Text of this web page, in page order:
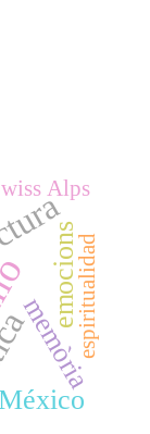
memòria
emocions
Alps
espiritualidad